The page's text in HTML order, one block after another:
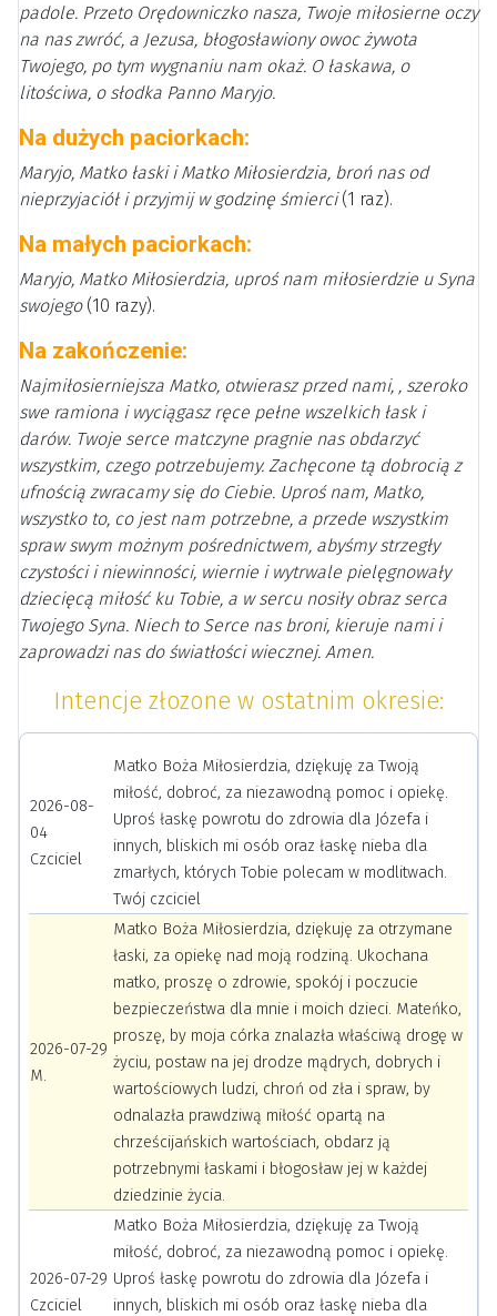
padole. Przeto Orędowniczko nasza, Twoje miłosierne oczy
na nas zwróć, a Jezusa, błogosławiony owoc żywota
Twojego, po tym wygnaniu nam okaż. O łaskawa, o
litościwa, o słodka Panno Maryjo.
Na dużych paciorkach:
Maryjo, Matko łaski i Matko Miłosierdzia, broń nas od
nieprzyjaciół i przyjmij w godzinę śmierci(1 raz).
Na małych paciorkach:
Maryjo, Matko Miłosierdzia, uproś nam miłosierdzie u Syna
swojego(10 razy).
Na zakończenie:
Najmiłosierniejsza Matko, otwierasz przed nami, , szeroko
swe ramiona i wyciągasz ręce pełne wszelkich łask i
darów. Twoje serce matczyne pragnie nas obdarzyć
wszystkim, czego potrzebujemy. Zachęcone tą dobrocią z
ufnością zwracamy się do Ciebie. Uproś nam, Matko,
wszystko to, co jest nam potrzebne, a przede wszystkim
spraw swym możnym pośrednictwem, abyśmy strzegły
czystości i niewinności, wiernie i wytrwale pielęgnowały
dziecięcą miłość ku Tobie, a w sercu nosiły obraz serca
Twojego Syna. Niech to Serce nas broni, kieruje nami i
zaprowadzi nas do światłości wiecznej. Amen.
Intencje złozone w ostatnim okresie:
2026-08-
04
Czciciel
Matko Boża Miłosierdzia, dziękuję za Twoją
miłość, dobroć, za niezawodną pomoc i opiekę.
Uproś łaskę powrotu do zdrowia dla Józefa i
innych, bliskich mi osób oraz łaskę nieba dla
zmarłych, których Tobie polecam w modlitwach.
Twój czciciel
2026-07-29
M.
Matko Boża Miłosierdzia, dziękuję za otrzymane
łaski, za opiekę nad moją rodziną. Ukochana
matko, proszę o zdrowie, spokój i poczucie
bezpieczeństwa dla mnie i moich dzieci. Mateńko,
proszę, by moja córka znalazła właściwą drogę w
życiu, postaw na jej drodze mądrych, dobrych i
wartościowych ludzi, chroń od zła i spraw, by
odnalazła prawdziwą miłość opartą na
chrześcijańskich wartościach, obdarz ją
potrzebnymi łaskami i błogosław jej w każdej
dziedzinie życia.
2026-07-29
Czciciel
Matko Boża Miłosierdzia, dziękuję za Twoją
miłość, dobroć, za niezawodną pomoc i opiekę.
Uproś łaskę powrotu do zdrowia dla Józefa i
innych, bliskich mi osób oraz łaskę nieba dla